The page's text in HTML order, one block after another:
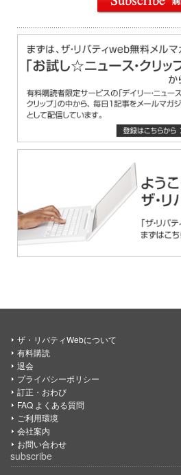
ザ・リバティWebについて
有料購読
退会
プライバシーポリシー
訂正・おわび
FAQ よくある質問
ご利用環境
会社案内
お問い合わせ
subscribe